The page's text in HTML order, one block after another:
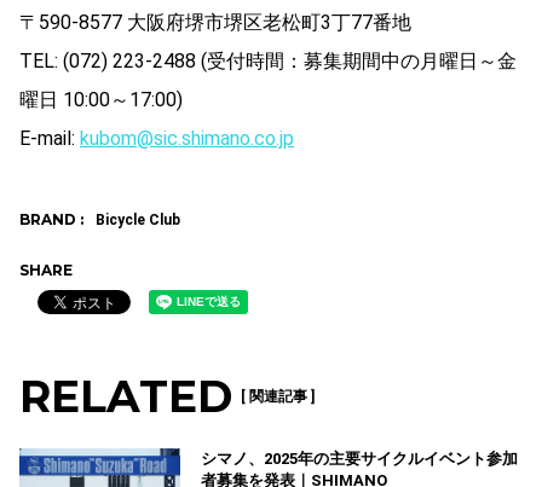
〒590-8577 大阪府堺市堺区老松町3丁77番地
TEL: (072) 223-2488 (受付時間：募集期間中の月曜日～金
曜日 10:00～17:00)
E-mail: kubom@sic.shimano.co.jp
BRAND : Bicycle Club
SHARE
RELATED [ 関連記事 ]
シマノ、2025年の主要サイクルイベント参加
者募集を発表｜SHIMANO